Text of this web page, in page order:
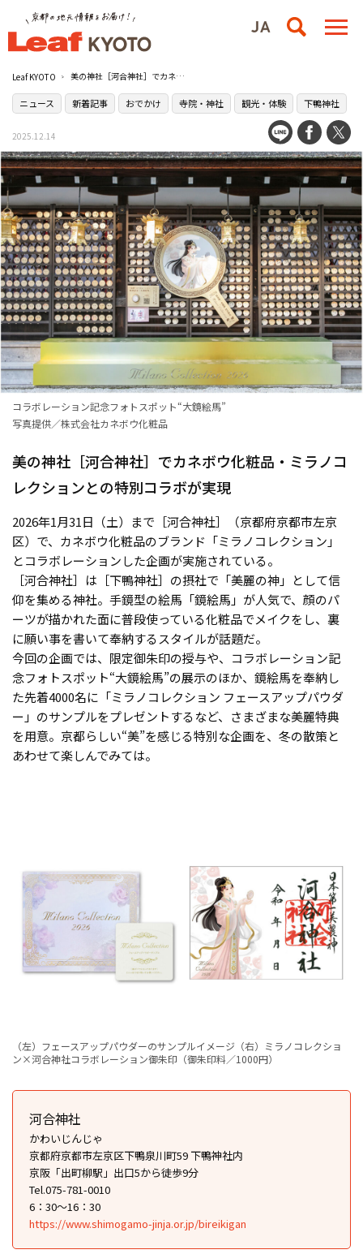
Leaf KYOTO 美の神社［河合神社］でカネボウ化粧品・ミラノコレクションとの特別コラボが実現
ニュース 新着記事 おでかけ 寺院・神社 観光・体験 下鴨神社
2025.12.14
コラボレーション記念フォトスポット“大鏡絵馬”
写真提供／株式会社カネボウ化粧品
美の神社［河合神社］でカネボウ化粧品・ミラノコ
レクションとの特別コラボが実現
2026年1月31日（土）まで［河合神社］（京都府京都市左京
区）で、カネボウ化粧品のブランド「ミラノコレクション」
とコラボレーションした企画が実施されている。
［河合神社］は［下鴨神社］の摂社で「美麗の神」として信
仰を集める神社。手鏡型の絵馬「鏡絵馬」が人気で、顔のパ
ーツが描かれた面に普段使っている化粧品でメイクをし、裏
に願い事を書いて奉納するスタイルが話題だ。
今回の企画では、限定御朱印の授与や、コラボレーション記
念フォトスポット“大鏡絵馬”の展示のほか、鏡絵馬を奉納し
た先着4000名に「ミラノコレクション フェースアップパウダ
ー」のサンプルをプレゼントするなど、さまざまな美麗特典
を用意。京都らしい“美”を感じる特別な企画を、冬の散策と
あわせて楽しんでみては。
（左）フェースアップパウダーのサンプルイメージ（右）ミラノコレクショ
ン×河合神社コラボレーション御朱印（御朱印料／1000円）
河合神社
かわいじんじゃ
京都府京都市左京区下鴨泉川町59 下鴨神社内
京阪「出町柳駅」出口5から徒歩9分
Tel.075-781-0010
6：30〜16：30
https://www.shimogamo-jinja.or.jp/bireikigan